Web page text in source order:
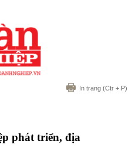
In trang (Ctr + P)
phát triển, địa